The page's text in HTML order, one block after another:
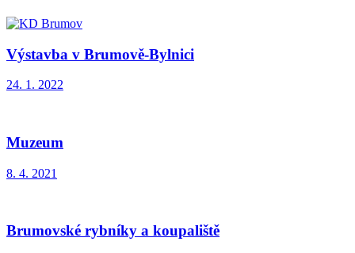
Výstavba v Brumově-Bylnici
24. 1. 2022
Muzeum
8. 4. 2021
Brumovské rybníky a koupaliště